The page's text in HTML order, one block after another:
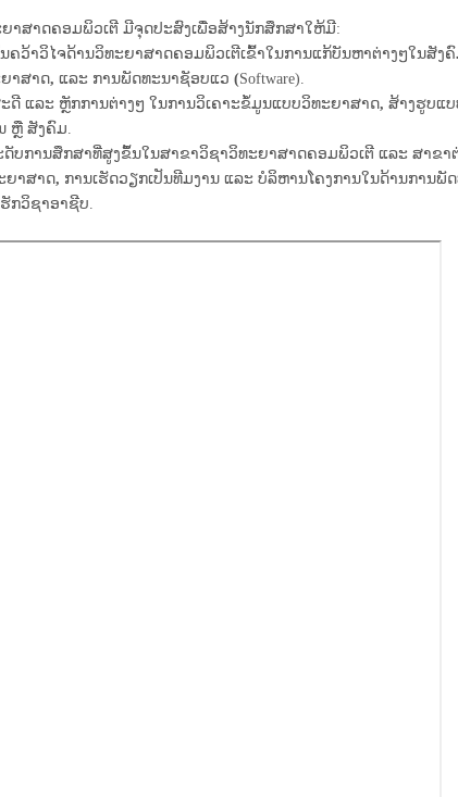
າສາດຄອມພິວເຕີ ມີຈຸດປະສົງເພື່ອສ້າງນັກສຶກສາໃຫ້ມີ:
ວ້າວິໄຈດ້ານວິທະຍາສາດຄອມພິວເຕີເຂົ້າໃນການແກ້ບັນຫາຕ່າງໆໃນສັງ
າສາດ,ແລະ ການພັດທະນາຊັອບແວ(Software).
ແລະ ຫຼັກການຕ່າງໆ ໃນການວິເຄາະຂໍ້ມູນແບບວິທະຍາສາດ,ສ້າງຮູບແ
ຫຼື ສັງຄົມ.
ບການສຶກສາທີ່ສູງຂຶ້ນໃນສາຂາວິຊາວິທະຍາສາດຄອມພິວເຕີ ແລະ ສາຂາ
ຍາສາດ, ການເຮັດວຽກເປັນທີມງານ ແລະ ບໍລິຫານໂຄງການໃນດ້ານການພັດ
ກວິຊາອາຊີບ.